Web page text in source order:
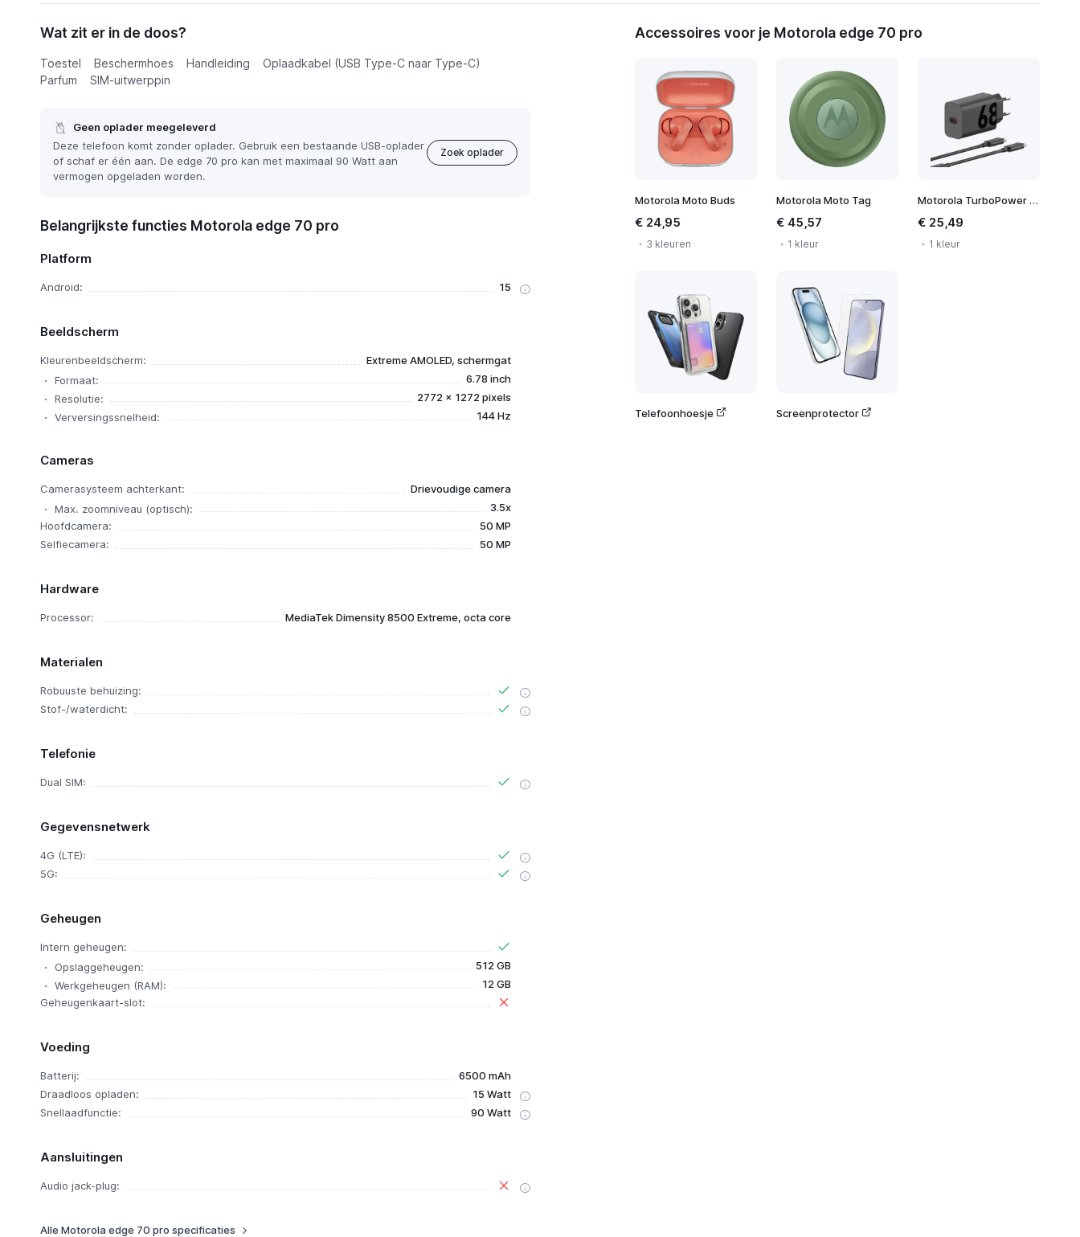
€ 479,00of € 23,50 p/m
Bekijk abonnementen
Wat zit er in de doos?
Toestel Beschermhoes Handleiding
Oplaadkabel (USB Type-C naar Type-C)
Parfum
SIM-uitwerppin
Geen oplader meegeleverd
Deze telefoon komt zonder oplader. Gebruik een bestaande USB-oplader
of schaf er één aan. De edge 70 pro kan met maximaal 90 Watt aan
vermogen opgeladen worden.
Zoek oplader
Belangrijkste functies Motorola edge 70 pro
Platform
Android: 15
Beeldscherm
Kleurenbeeldscherm:
Extreme AMOLED, schermgat
Formaat:
6.78 inch
Resolutie:
2772 x 1272 pixels
Verversingssnelheid:
144 Hz
Cameras
Camerasysteem achterkant:
Drievoudige camera
Max. zoomniveau (optisch):
3.5x
Hoofdcamera:
50 MP
Selfiecamera:
50 MP
Hardware
Processor: MediaTek Dimensity 8500 Extreme, octa core
Materialen
Robuuste behuizing:
Stof-/waterdicht:
Telefonie
Dual SIM:
Gegevensnetwerk
4G (LTE):
5G:
Geheugen
Intern geheugen:
Opslaggeheugen:
512 GB
Werkgeheugen (RAM):
12 GB
Geheugenkaart-slot:
Voeding
Batterij:
6500 mAh
Draadloos opladen:
15 Watt
Snellaadfunctie:
90 Watt
Aansluitingen
Audio jack-plug:
Alle Motorola edge 70 pro specificaties
Accessoires voor je Motorola edge 70 pro
Motorola Moto Buds
€ 24,95
3 kleuren
Motorola Moto Tag
€ 45,57
1 kleur
Motorola TurboPower 68W Wall Charger
€ 25,49
1 kleur
Telefoonhoesje Screenprotector